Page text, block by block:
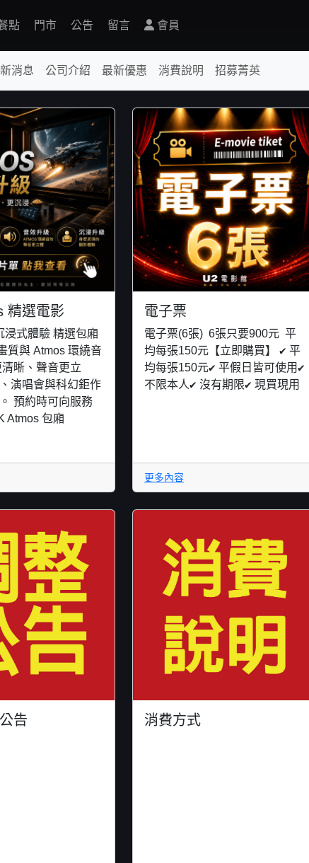
點 門市 公告 留言 會員
消息 公司介紹 最新優惠 消費說明 招募菁英
精選電影
浸式體驗 精選包廂
質與 Atmos 環繞音
晰、聲音更立
演唱會與科幻鉅作
預約時可向服務
Atmos 包廂
電子票
電子票(6張) 6張只要900元 平
均每張150元【立即購買】 ✔ 平
均每張150元✔ 平假日皆可使用✔
不限本人✔ 沒有期限✔ 現買現用
更多內容
告 消費方式